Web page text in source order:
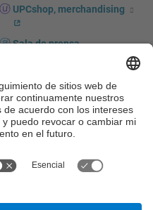
UPCshop, merchandising
Sala de prensa